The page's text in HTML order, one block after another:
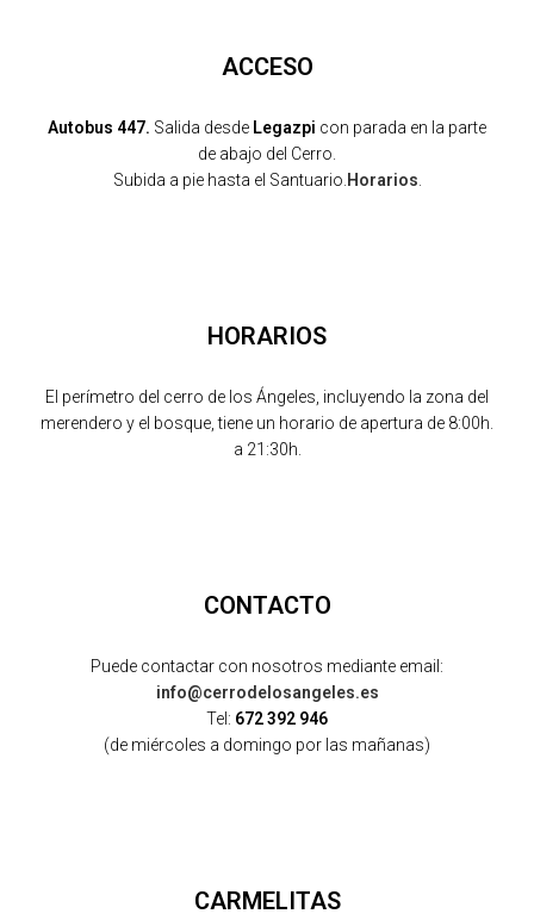
ACCESO
Autobus 447. Salida desde Legazpi con parada en la parte
de abajo del Cerro.
Subida a pie hasta el Santuario. Horarios
HORARIOS
El perímetro del cerro de los Ángeles, incluyendo la zona del
merendero y el bosque, tiene un horario de apertura de 8:00h.
a 21:30h.
CONTACTO
Puede contactar con nosotros mediante email:
info@cerrodelosangeles.es
Tel: 672 392 946
(de miércoles a domingo por las mañanas)
CARMELITAS